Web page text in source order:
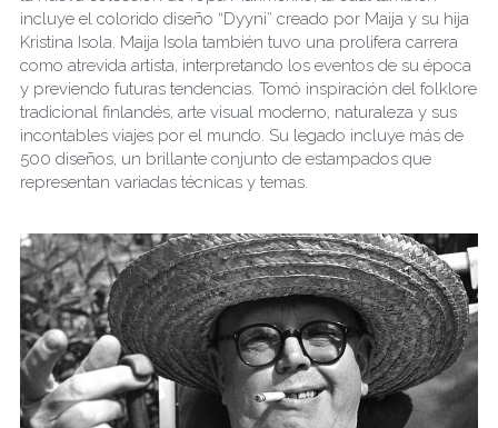
incluye el colorido diseño “Dyyni” creado por Maija y su hija
Kristina Isola. Maija Isola también tuvo una prolifera carrera
como atrevida artista, interpretando los eventos de su época
y previendo futuras tendencias. Tomó inspiración del folklore
tradicional finlandés, arte visual moderno, naturaleza y sus
incontables viajes por el mundo. Su legado incluye más de
500 diseños, un brillante conjunto de estampados que
representan variadas técnicas y temas.